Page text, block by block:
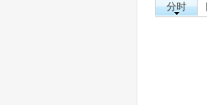
分时